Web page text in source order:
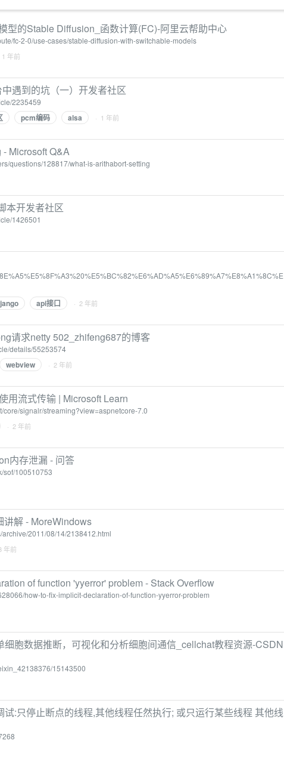
型的Stable Diffusion_函数计算(FC)-阿里云帮助中心
fc-2-0/use-cases/stable-diffusion-with-switchable-models
1 年前
遇到的坑（一）开发者社区
2235459
pcm编码 alsa · 1 年前
Microsoft Q&A
questions/128817/what-is-arithabort-setting
本开发者社区
1426501
api接口 · 2 年前
请求netty 502_zhifeng687的博客
details/55253574
webview · 2 年前
用流式传输 | Microsoft Learn
core/signalr/streaming?view=aspnetcore-7.0
· 2 年前
内存泄漏 - 问答
sof/100510753
解 - MoreWindows
2011/08/14/2138412.html
年前
of function 'yyerror' problem - Stack Overflow
how-to-fix-implicit-declaration-of-function-yyerror-problem
胞数据推断，可视化和分析细胞间通信_cellchat教程资源-CSDN
15143500
:只停止断点的线程,其他线程任然执行; 或只运行某些线程 其他线